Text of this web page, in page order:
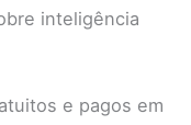
inteligência
e pagos em